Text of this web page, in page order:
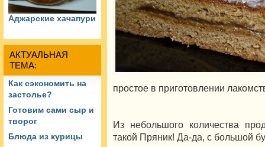
Аджарские хачапури
АКТУАЛЬНАЯ
ТЕМА:
Как сэкономить на
застолье?
Готовим сами сыр и
творог
Блюда из курицы
простое в приготовлении
Из небольшого количества
такой Пряник! Да-да, с большой